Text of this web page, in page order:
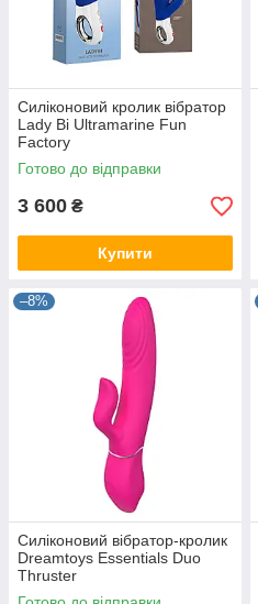
Силіконовий кролик вібратор
Lady Bi Ultramarine Fun
Factory
Готово до відправки
3 600 ₴
Купити
–8%
Силіконовий вібратор-кролик
Dreamtoys Essentials Duo
Thruster